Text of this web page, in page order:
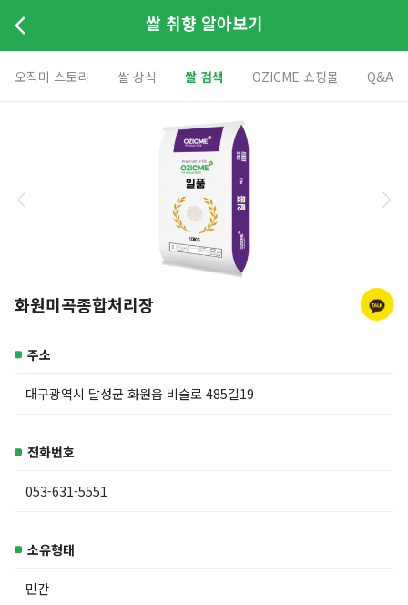
쌀 취향 알아보기
오직미 스토리 쌀 상식 쌀 검색 OZICME 쇼핑몰 Q&A
화원미곡종합처리장
주소
대구광역시 달성군 화원읍 비슬로 485길19
전화번호
053-631-5551
소유형태
민간